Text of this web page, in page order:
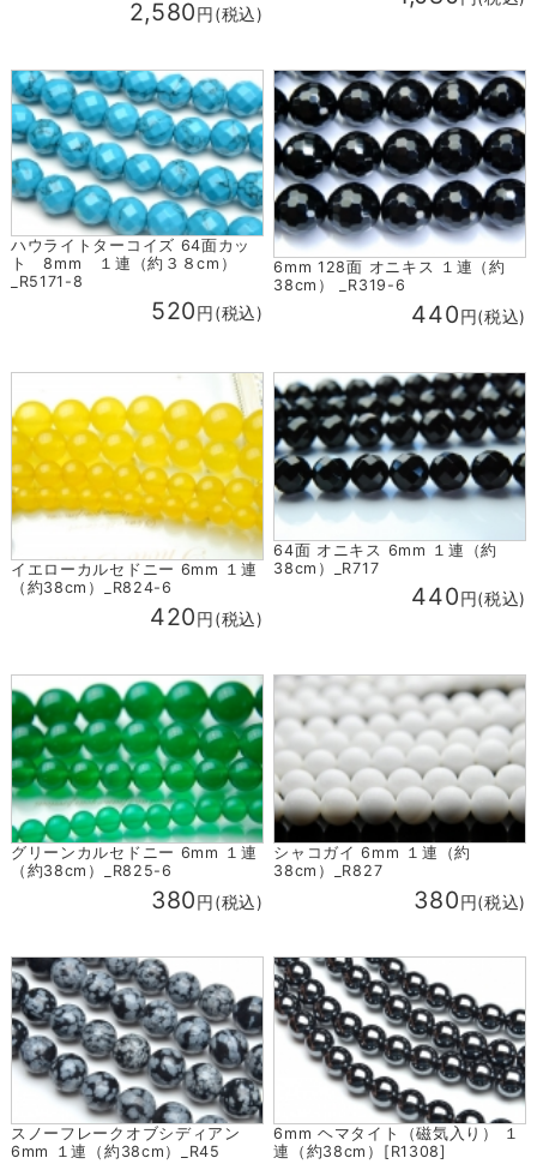
2,580円(税込)
ハウライトターコイズ 64面カッ
ト 8mm １連（約３８cm）
_R5171-8
520円(税込)
6mm 128面 オニキス １連（約
38cm） _R319-6
440円(税込)
イエローカルセドニー 6mm １連
（約38cm）_R824-6
420円(税込)
64面 オニキス 6mm １連（約
38cm）_R717
440円(税込)
グリーンカルセドニー 6mm １連
（約38cm）_R825-6
380円(税込)
シャコガイ 6mm １連（約
38cm）_R827
380円(税込)
スノーフレークオブシディアン
6mm １連（約38cm）_R45
6mm ヘマタイト（磁気入り） １
連（約38cm）[R1308]